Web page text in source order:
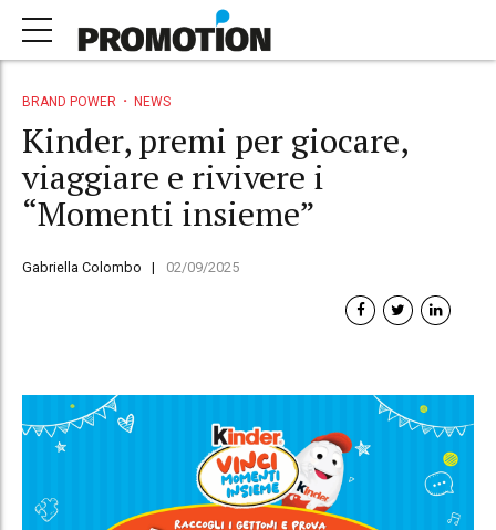
BRAND POWER NEWS
Kinder, premi per giocare,
viaggiare e rivivere i
“Momenti insieme”
Gabriella Colombo 02/09/2025